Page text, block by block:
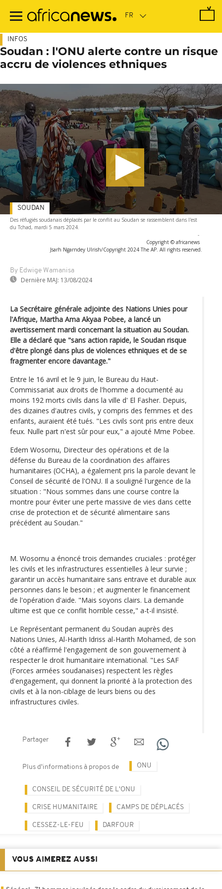
contenu
INFOS
Soudan : l'ONU alerte contre un risque
accru de violences ethniques
Des réfugiés soudanais déplacés par le conflit au Soudan se rassemblent dans l'est
du Tchad, mardi 5 mars 2024.
-
Copyright © africanews
Jsarh Ngarndey Ulrish/Copyright 2024 The AP. All rights reserved.
By Edwige Wamanisa
Dernière MAJ: 13/08/2024
SOUDAN
La Secrétaire générale adjointe des Nations Unies pour
l'Afrique, Martha Ama Akyaa Pobee, a lancé un
avertissement mardi concernant la situation au Soudan.
Elle a déclaré que "sans action rapide, le Soudan risque
d'être plongé dans plus de violences ethniques et de se
fragmenter encore davantage."
Entre le 16 avril et le 9 juin, le Bureau du Haut-
Commissariat aux droits de l'homme a documenté au
moins 192 morts civils dans la ville d' El Fasher. Depuis,
des dizaines d'autres civils, y compris des femmes et des
enfants, auraient été tués. "Les civils sont pris entre deux
feux. Nulle part n'est sûr pour eux," a ajouté Mme Pobee.
Edem Wosornu, Directeur des opérations et de la
défense du Bureau de la coordination des affaires
humanitaires (OCHA), a également pris la parole devant le
Conseil de sécurité de l'ONU. Il a souligné l'urgence de la
situation : "Nous sommes dans une course contre la
montre pour éviter une perte massive de vies dans cette
crise de protection et de sécurité alimentaire sans
précédent au Soudan."
M. Wosornu a énoncé trois demandes cruciales : protéger
les civils et les infrastructures essentielles à leur survie ;
garantir un accès humanitaire sans entrave et durable aux
personnes dans le besoin ; et augmenter le financement
de l'opération d'aide. "Mais soyons clairs. La demande
ultime est que ce conflit horrible cesse," a-t-il insisté.
Le Représentant permanent du Soudan auprès des
Nations Unies, Al-Harith Idriss al-Harith Mohamed, de son
côté a réaffirmé l'engagement de son gouvernement à
respecter le droit humanitaire international. "Les SAF
(Forces armées soudanaises) respectent les règles
d'engagement, qui donnent la priorité à la protection des
civils et à la non-ciblage de leurs biens ou des
infrastructures civiles.
Partager
Plus d'informations à propos de ONU
CONSEIL DE SÉCURITÉ DE L'ONU
CRISE HUMANITAIRE CAMPS DE DÉPLACÉS
CESSEZ-LE-FEU DARFOUR
VOUS AIMEREZ AUSSI